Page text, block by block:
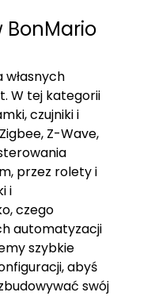
BonMario
W tej kategorii
czujniki i
Z-Wave,
przez rolety i
i
czego
automatyzacji
szybkie
abyś
swój